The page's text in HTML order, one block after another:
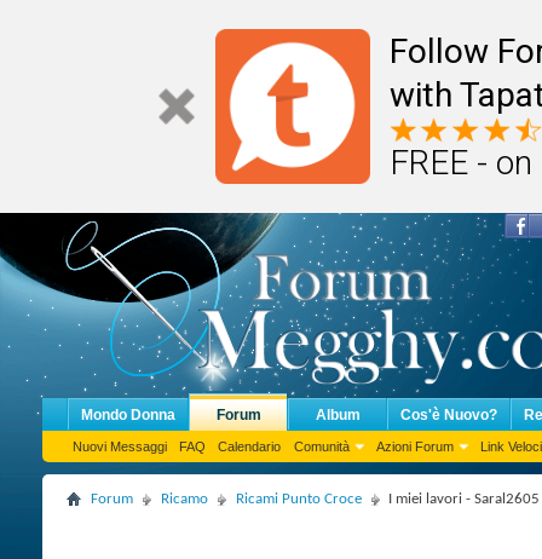
Follow
with
FREE -
Mondo Donna Forum
Nuovi Messaggi FAQ Calendario Comunità Azioni Forum Link Veloci
Album Cos'è Nuovo?
Forum Ricamo Ricami Punto Croce I miei lavori - Saral2605